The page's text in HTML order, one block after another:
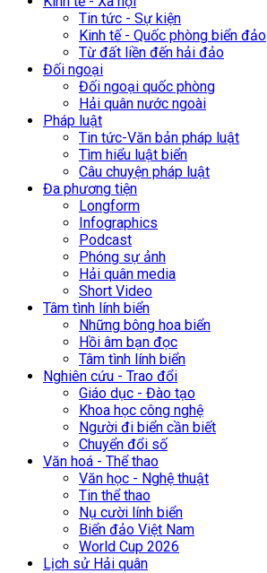
Tin tức - Sự kiện
Kinh tế - Quốc phòng biển đảo
Từ đất liền đến hải đảo
Đối ngoại
Đối ngoại quốc phòng
Hải quân nước ngoài
Pháp luật
Tin tức-Văn bản pháp luật
Tìm hiểu luật biển
Câu chuyện pháp luật
Đa phương tiện
Longform
Infographics
Podcast
Phóng sự ảnh
Hải quân media
Short Video
Tâm tình lính biển
Những bông hoa biển
Hồi âm bạn đọc
Tâm tình lính biển
Nghiên cứu - Trao đổi
Giáo dục - Đào tạo
Khoa học công nghệ
Người đi biển cần biết
Chuyển đổi số
Văn hoá - Thể thao
Văn học - Nghệ thuật
Tin thể thao
Nụ cười lính biển
Biển đảo Việt Nam
World Cup 2026
Lịch sử Hải quân